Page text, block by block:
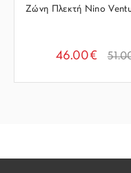
Ζώνη Πλεκτή Nino
46.00€